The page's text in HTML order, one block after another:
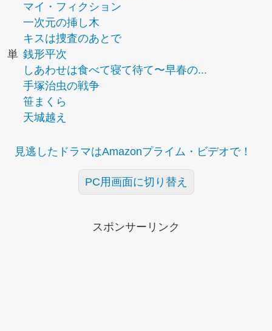
マイ・フィクション
一次元の挿し木
キスは捜査のあとで
単 銭形平次
しあわせは食べて寝て待て〜早春の...
手塚治虫の戦争
笹まくら
天城越え
見逃したドラマはAmazonプライム・ビデオで！
PC用画面に切り替え
スポンサーリンク